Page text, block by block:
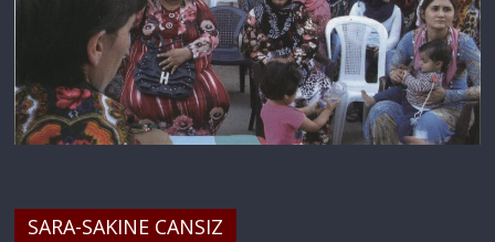
SARA-SAKINE CANSIZ